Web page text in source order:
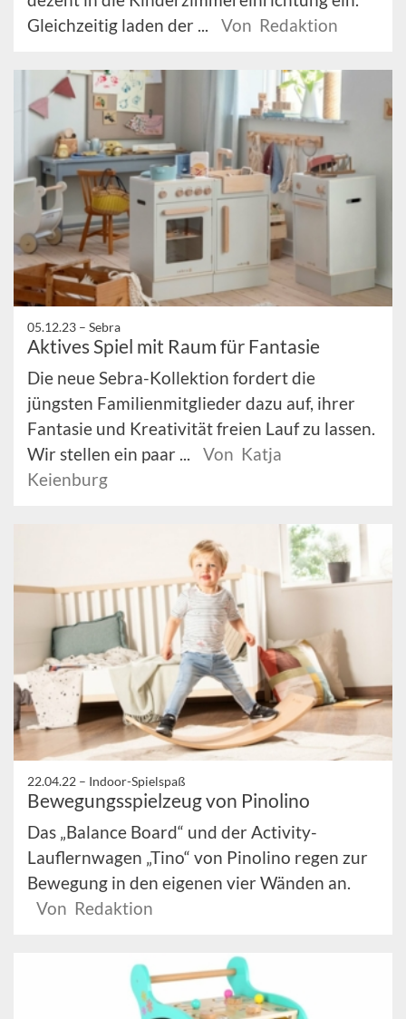
Gleichzeitig laden der ...
Von Redaktion
05.12.23 – Sebra
Aktives Spiel mit Raum für Fantasie
Die neue Sebra-Kollektion fordert die
jüngsten Familienmitglieder dazu auf, ihrer
Fantasie und Kreativität freien Lauf zu lassen.
Wir stellen ein paar ...
Von Katja
Keienburg
22.04.22 – Indoor-Spielspaß
Bewegungsspielzeug von Pinolino
Das „Balance Board“ und der Activity-
Lauflernwagen „Tino“ von Pinolino regen zur
Bewegung in den eigenen vier Wänden an.
Von Redaktion